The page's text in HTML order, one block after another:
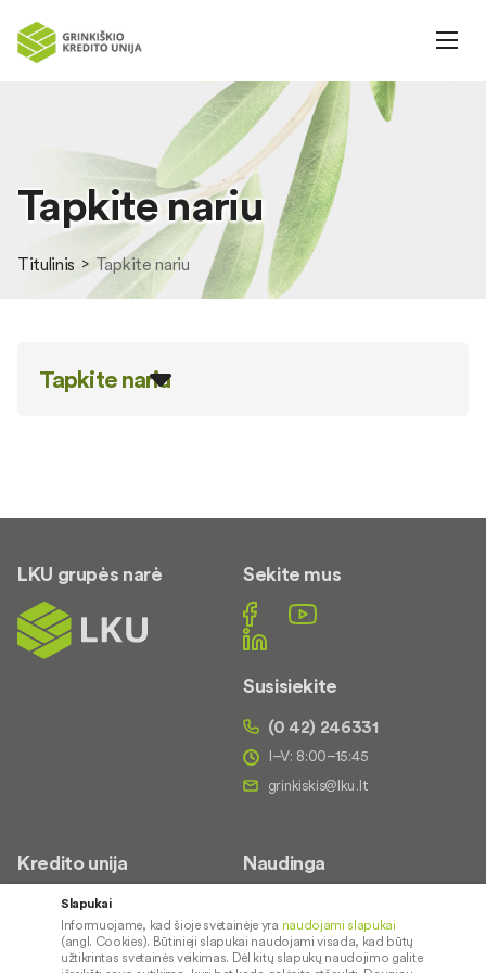
Tapkite nariu
Titulinis Tapkite nariu
Tapkite nariu
LKU grupės narė Sekite mus
Susisiekite
(0 42) 246331
I–V: 8:00–15:45
Kredito unija
Apie mus
Kontaktai
Karjera
Naudinga
Palūkanų normos
Paslaugų teikimo sąlygos ir
Slapukai
Informuojame, kad šioje svetainėje yra naudojami slapukai
(angl. Cookies). Būtinieji slapukai naudojami visada, kad būtų
užtikrintas svetainės veikimas. Dėl kitų slapukų naudojimo galite